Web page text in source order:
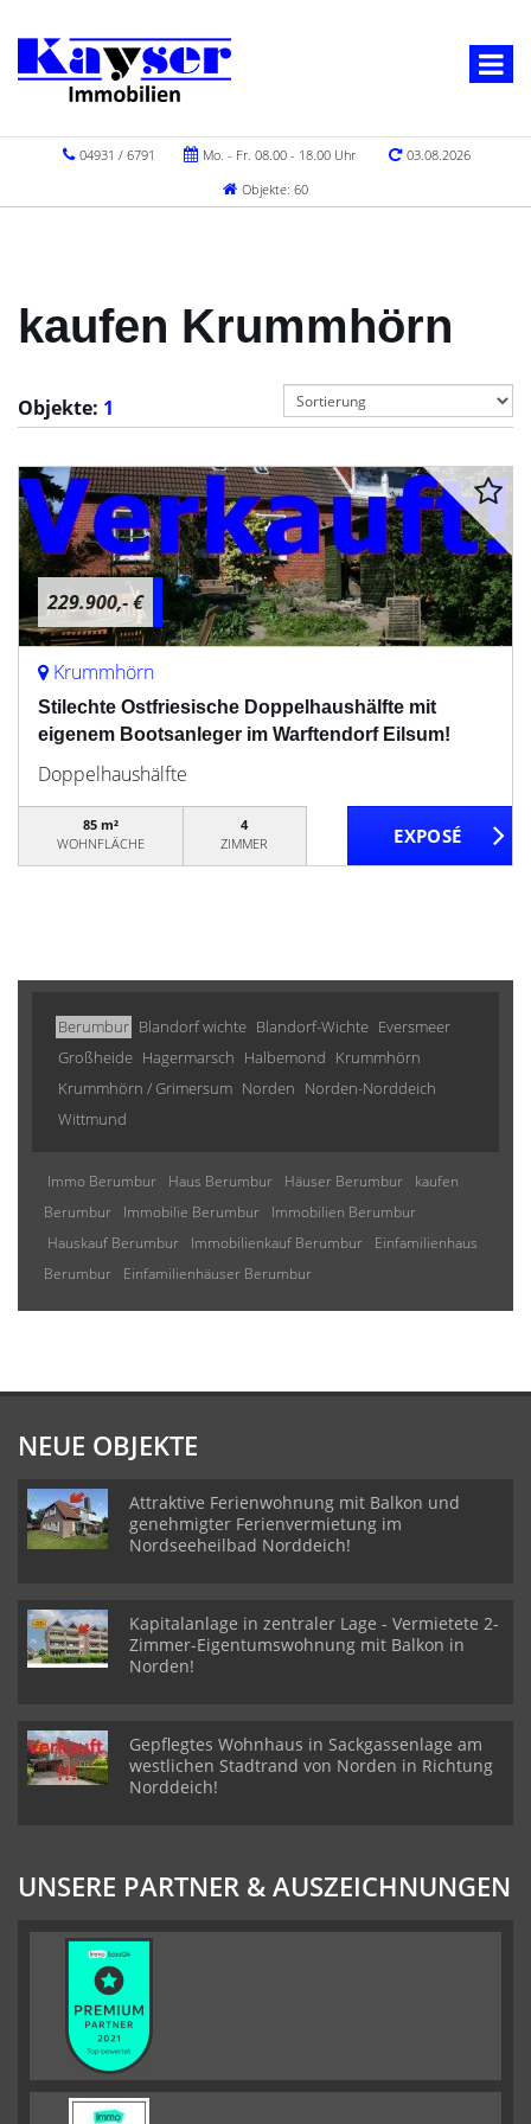
04931 / 6791 Mo. - Fr. 08.00 - 18.00 Uhr
03.08.2026
Objekte: 60
kaufen Krummhörn
Objekte: 1
229.900,- €
Krummhörn
Stilechte Ostfriesische Doppelhaushälfte mit
eigenem Bootsanleger im Warftendorf Eilsum!
Doppelhaushälfte
85 m²
WOHNFLÄCHE
4
ZIMMER
Berumbur Blandorf wichte Blandorf-Wichte Eversmeer
Großheide Hagermarsch Halbemond Krummhörn
Krummhörn / Grimersum Norden Norden-Norddeich
Wittmund
Immo Berumbur Haus Berumbur Häuser Berumbur
kaufen
Berumbur
Immobilie Berumbur
Immobilien Berumbur
Hauskauf Berumbur
Immobilienkauf Berumbur
Einfamilienhaus
Berumbur
Einfamilienhäuser Berumbur
NEUE OBJEKTE
Attraktive Ferienwohnung mit Balkon und
genehmigter Ferienvermietung im
Nordseeheilbad Norddeich!
Kapitalanlage in zentraler Lage - Vermietete 2-
Zimmer-Eigentumswohnung mit Balkon in
Norden!
Gepflegtes Wohnhaus in Sackgassenlage am
westlichen Stadtrand von Norden in Richtung
Norddeich!
UNSERE PARTNER & AUSZEICHNUNGEN